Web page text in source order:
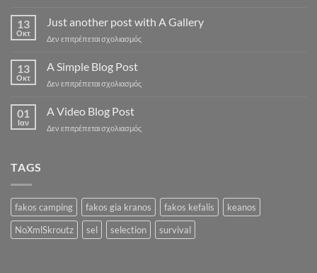
to
13
Οκτ
Just another post with A Gallery
Δεν επιτρέπεται σχολιασμόςστο
with
13
Οκτ
A Simple Blog Post
Δεν επιτρέπεται σχολιασμόςστο
Post
01
Ιαν
A Video Blog Post
Δεν επιτρέπεται σχολιασμόςστο
TAGS
fakos camping fakos gia kranos fakos kefalis
keanos
NoXmlSkroutz
sel selection survival